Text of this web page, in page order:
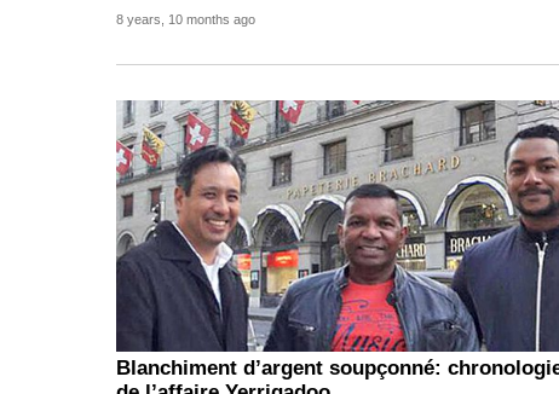
8 years, 10 months ago
Blanchiment d’argent soupçonné: